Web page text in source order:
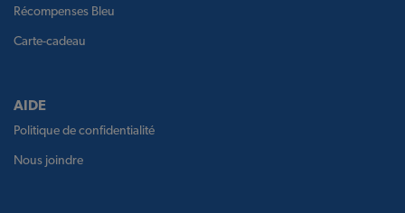
Récompenses Bleu
Carte-cadeau
AIDE
Politique de confidentialité
Nous joindre